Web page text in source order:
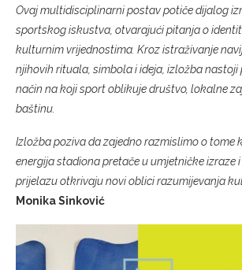
Ovaj multidisciplinarni postav potiče dijalog
sportskog iskustva, otvarajući pitanja o
kulturnim vrijednostima. Kroz istraživanje
njihovih rituala, simbola i ideja, izložba
način na koji sport oblikuje društvo, lokalne
baštinu.
Izložba poziva da zajedno razmislimo o tome
energija stadiona pretače u umjetničke izraze
prijelazu otkrivaju novi oblici razumijevanja
Monika Sinković